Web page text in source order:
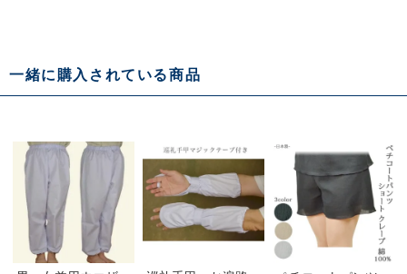
一緒に購入されている商品